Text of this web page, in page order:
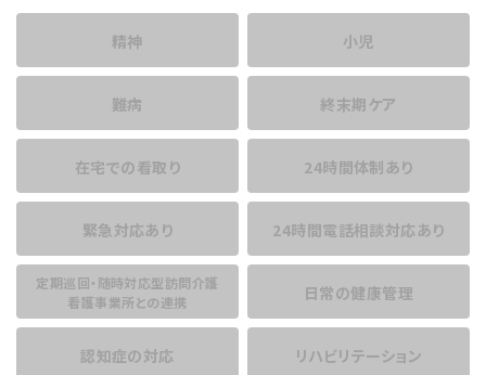
精神 小児
難病 終末期ケア
在宅での看取り 24時間体制あり
緊急対応あり 24時間電話相談対応あり
定期巡回・随時対応型訪問介護
看護事業所との連携
日常の健康管理
認知症の対応 リハビリテーション